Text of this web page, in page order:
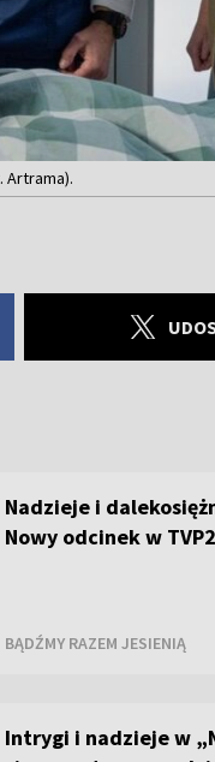
Artrama).
Nadzieje i
Nowy odcinek w
BĄDŹMY RAZEM JESIENIĄ
Intrygi i nadzieje w